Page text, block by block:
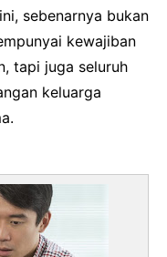
sebenarnya bukan
kewajiban
tapi juga seluruh
keluarga